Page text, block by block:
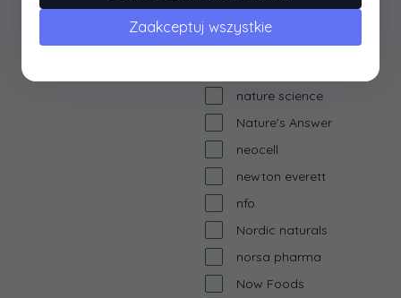
natural factors
nature science
Nature's Answer
neocell
newton everett
nfo
Nordic naturals
norsa pharma
Now Foods
Zaakceptuj wszystkie